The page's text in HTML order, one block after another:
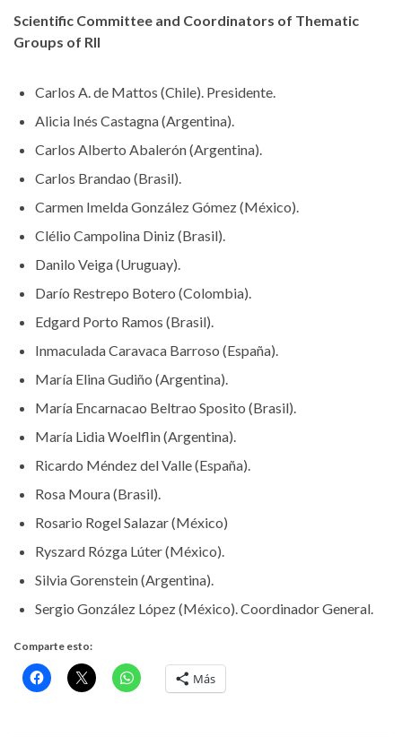
Scientific Committee and Coordinators of Thematic
Groups of RII
Carlos A. de Mattos (Chile). Presidente.
Alicia Inés Castagna (Argentina).
Carlos Alberto Abalerón (Argentina).
Carlos Brandao (Brasil).
Carmen Imelda González Gómez (México).
Clélio Campolina Diniz (Brasil).
Danilo Veiga (Uruguay).
Darío Restrepo Botero (Colombia).
Edgard Porto Ramos (Brasil).
Inmaculada Caravaca Barroso (España).
María Elina Gudiño (Argentina).
María Encarnacao Beltrao Sposito (Brasil).
María Lidia Woelflin (Argentina).
Ricardo Méndez del Valle (España).
Rosa Moura (Brasil).
Rosario Rogel Salazar (México)
Ryszard Rózga Lúter (México).
Silvia Gorenstein (Argentina).
Sergio González López (México). Coordinador General.
Comparte esto:
Más